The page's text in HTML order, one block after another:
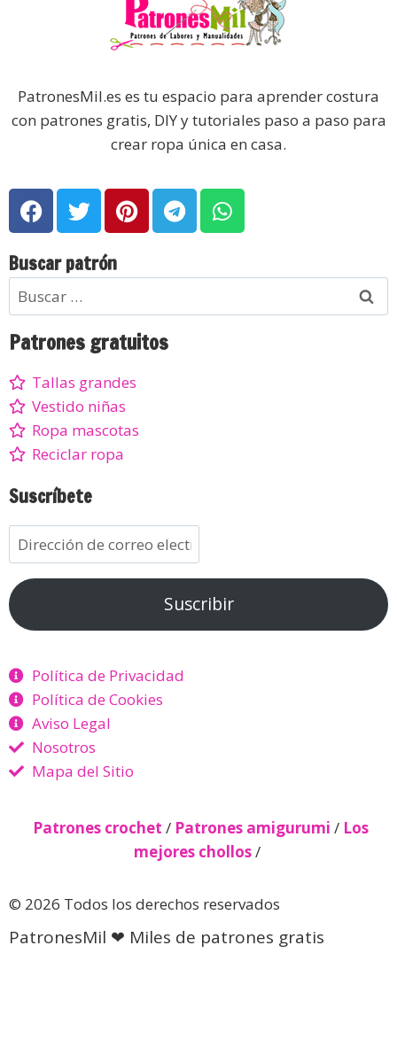
PatronesMil.es es tu espacio para aprender costura
con patrones gratis, DIY y tutoriales paso a paso para
crear ropa única en casa.
Buscar patrón
Patrones gratuitos
Tallas grandes
Vestido niñas
Ropa mascotas
Reciclar ropa
Suscríbete
Suscribir
Política de Privacidad
Política de Cookies
Aviso Legal
Nosotros
Mapa del Sitio
Patrones crochet / Patrones amigurumi / Los
mejores chollos/
© 2026 Todos los derechos reservados
PatronesMil ❤ Miles de patrones gratis